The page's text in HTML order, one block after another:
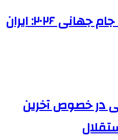
یک امتیاز تا صعود به جام جهانی ۲۰۲۶: ایران
در خصوص آخرین